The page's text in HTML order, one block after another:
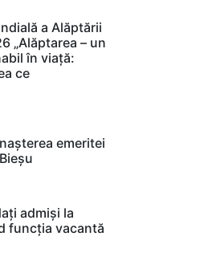
a Alăptării
„Alăptarea – un
în viață:
ce
emeritei
admiși la
funcția vacantă